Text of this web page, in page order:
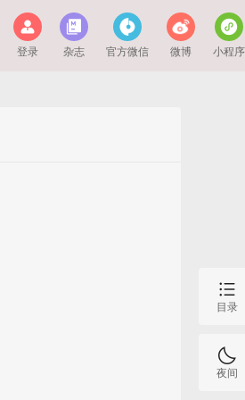
登录 杂志 官方微信 微博 小程序
目录
夜间